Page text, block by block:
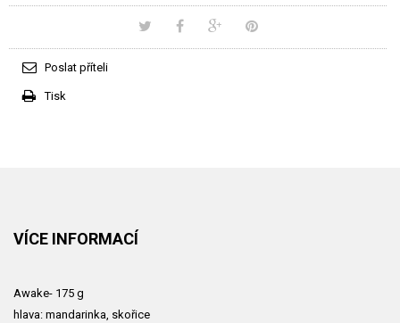
Poslat příteli
Tisk
VÍCE INFORMACÍ
Awake- 175 g
hlava: mandarinka, skořice